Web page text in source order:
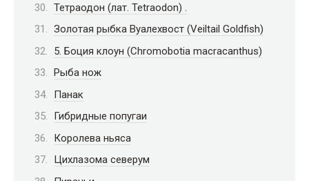
Тетраодон (лат. Tetraodon) .
Золотая рыбка Вуалехвост (Veiltail Goldfish)
5. Боция клоун (Chromobotia macracanthus)
Рыба нож
Панак
Гибридные попугаи
Королева ньяса
Цихлазома северум